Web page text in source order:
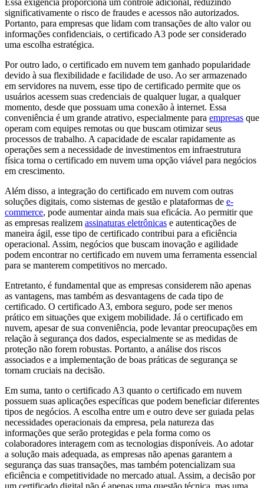
significativamente o risco de fraudes e acessos não autorizados.
Portanto, para empresas que lidam com transações de alto valor ou
informações confidenciais, o certificado A3 pode ser considerado
uma escolha estratégica.
Por outro lado, o certificado em nuvem tem ganhado popularidade
devido à sua flexibilidade e facilidade de uso. Ao ser armazenado
em servidores na nuvem, esse tipo de certificado permite que os
usuários acessem suas credenciais de qualquer lugar, a qualquer
momento, desde que possuam uma conexão à internet. Essa
conveniência é um grande atrativo, especialmente para empresas que
operam com equipes remotas ou que buscam otimizar seus
processos de trabalho. A capacidade de escalar rapidamente as
operações sem a necessidade de investimentos em infraestrutura
física torna o certificado em nuvem uma opção viável para negócios
em crescimento.
Além disso, a integração do certificado em nuvem com outras
soluções digitais, como sistemas de gestão e plataformas de e-
commerce, pode aumentar ainda mais sua eficácia. Ao permitir que
as empresas realizem assinaturas eletrônicas e autenticações de
maneira ágil, esse tipo de certificado contribui para a eficiência
operacional. Assim, negócios que buscam inovação e agilidade
podem encontrar no certificado em nuvem uma ferramenta essencial
para se manterem competitivos no mercado.
Entretanto, é fundamental que as empresas considerem não apenas
as vantagens, mas também as desvantagens de cada tipo de
certificado. O certificado A3, embora seguro, pode ser menos
prático em situações que exigem mobilidade. Já o certificado em
nuvem, apesar de sua conveniência, pode levantar preocupações em
relação à segurança dos dados, especialmente se as medidas de
proteção não forem robustas. Portanto, a análise dos riscos
associados e a implementação de boas práticas de segurança se
tornam cruciais na decisão.
Em suma, tanto o certificado A3 quanto o certificado em nuvem
possuem suas aplicações específicas que podem beneficiar diferentes
tipos de negócios. A escolha entre um e outro deve ser guiada pelas
necessidades operacionais da empresa, pela natureza das
informações que serão protegidas e pela forma como os
colaboradores interagem com as tecnologias disponíveis. Ao adotar
a solução mais adequada, as empresas não apenas garantem a
segurança das suas transações, mas também potencializam sua
eficiência e competitividade no mercado atual. Assim, a decisão por
um certificado digital não é apenas uma questão técnica, mas uma